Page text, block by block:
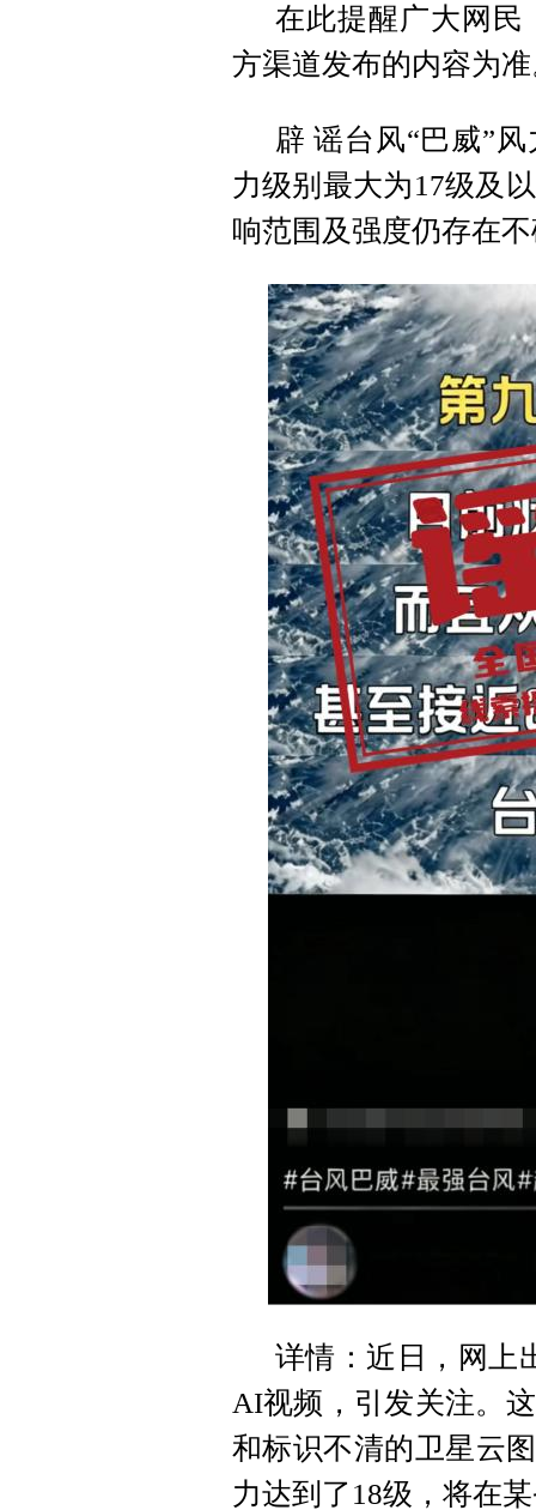
在此提醒广大网民
方渠道发布的内容为
辟 谣台风“巴威”
力级别最大为17级及
响范围及强度仍存在
详情：近日，网上
AI视频，引发关注。
和标识不清的卫星云
力达到了18级，将在